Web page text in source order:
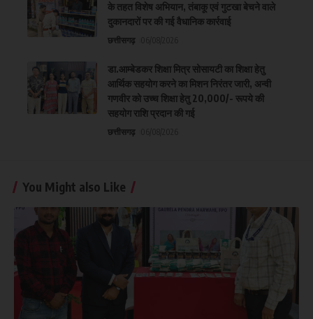
के तहत विशेष अभियान, तंबाकू एवं गुटखा बेचने वाले
दुकानदारों पर की गई वैधानिक कार्रवाई
छत्तीसगढ़
डा.आम्बेडकर शिक्षा मित्र सोसायटी का शिक्षा हेतु
आर्थिक सहयोग करने का मिशन निरंतर जारी, अन्वी
गणवीर को उच्च शिक्षा हेतु 20,000/- रूपये की
सहयोग राशि प्रदान की गई
छत्तीसगढ़
You Might also Like